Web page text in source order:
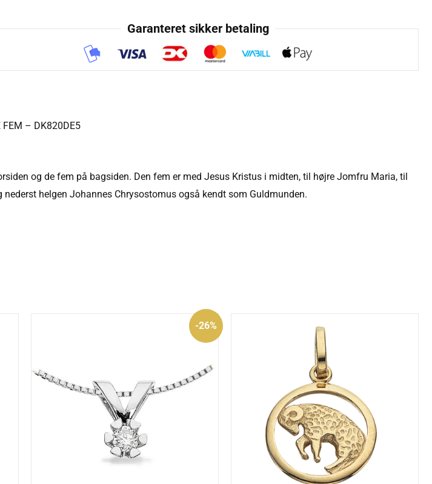
Garanteret sikker betaling
FEM – DK820DE5
og de fem på bagsiden. Den fem er med Jesus Kristus i midten, til højre Jomfru Maria, til
helgen Johannes Chrysostomus også kendt som Guldmunden.
-26%
aktuelle